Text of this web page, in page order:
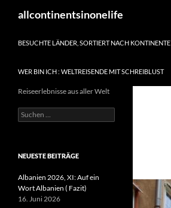
Inhaltallcontinentsinonelife
BESUCHTE LÄNDER, SORTIERT NACH KONTINENTE
WER BIN ICH : WELTREISENDE MIT SCHREIBLUST
Reiseerlebnisse aus aller Welt
Suchen
nach:
NEUESTE BEITRÄGE
Albanien 2026, XI: Auf ein
Wort Albanien ( Fazit)
16. Juni 2026